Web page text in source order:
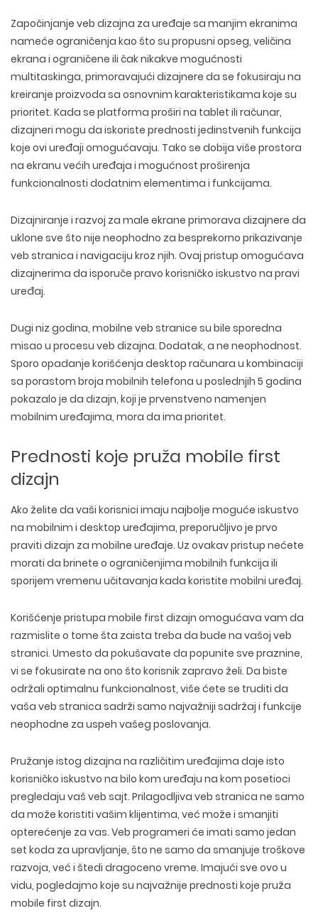
Započinjanje veb dizajna za uređaje sa manjim ekranima
nameće ograničenja kao što su propusni opseg, veličina
ekrana i ograničene ili čak nikakve mogućnosti
multitaskinga, primoravajući dizajnere da se fokusiraju na
kreiranje proizvoda sa osnovnim karakteristikama koje su
prioritet. Kada se platforma proširi na tablet ili računar,
dizajneri mogu da iskoriste prednosti jedinstvenih funkcija
koje ovi uređaji omogućavaju. Tako se dobija više prostora
na ekranu većih uređaja i mogućnost proširenja
funkcionalnosti dodatnim elementima i funkcijama.
Dizajniranje i razvoj za male ekrane primorava dizajnere da
uklone sve što nije neophodno za besprekorno prikazivanje
veb stranica i navigaciju kroz njih. Ovaj pristup omogućava
dizajnerima da isporuče pravo korisničko iskustvo na pravi
uređaj.
Dugi niz godina, mobilne veb stranice su bile sporedna
misao u procesu veb dizajna. Dodatak, a ne neophodnost.
Sporo opadanje korišćenja desktop računara u kombinaciji
sa porastom broja mobilnih telefona u poslednjih 5 godina
pokazalo je da dizajn, koji je prvenstveno namenjen
mobilnim uređajima, mora da ima prioritet.
Prednosti koje pruža mobile first
dizajn
Ako želite da vaši korisnici imaju najbolje moguće iskustvo
na mobilnim i desktop uređajima, preporučljivo je prvo
praviti dizajn za mobilne uređaje. Uz ovakav pristup nećete
morati da brinete o ograničenjima mobilnih funkcija ili
sporijem vremenu učitavanja kada koristite mobilni uređaj.
Korišćenje pristupa mobile first dizajn omogućava vam da
razmislite o tome šta zaista treba da bude na vašoj veb
stranici. Umesto da pokušavate da popunite sve praznine,
vi se fokusirate na ono što korisnik zapravo želi. Da biste
održali optimalnu funkcionalnost, više ćete se truditi da
vaša veb stranica sadrži samo najvažniji sadržaj i funkcije
neophodne za uspeh vašeg poslovanja.
Pružanje istog dizajna na različitim uređajima daje isto
korisničko iskustvo na bilo kom uređaju na kom posetioci
pregledaju vaš veb sajt. Prilagodljiva veb stranica ne samo
da može koristiti vašim klijentima, već može i smanjiti
opterećenje za vas. Veb programeri će imati samo jedan
set koda za upravljanje, što ne samo da smanjuje troškove
razvoja, već i štedi dragoceno vreme. Imajući sve ovo u
vidu, pogledajmo koje su najvažnije prednosti koje pruža
mobile first dizajn.